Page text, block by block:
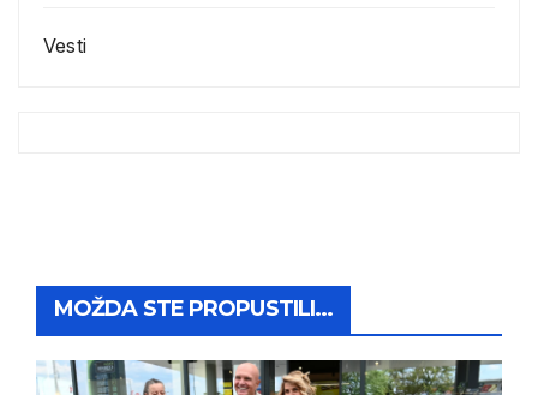
Vesti
MOŽDA STE PROPUSTILI...